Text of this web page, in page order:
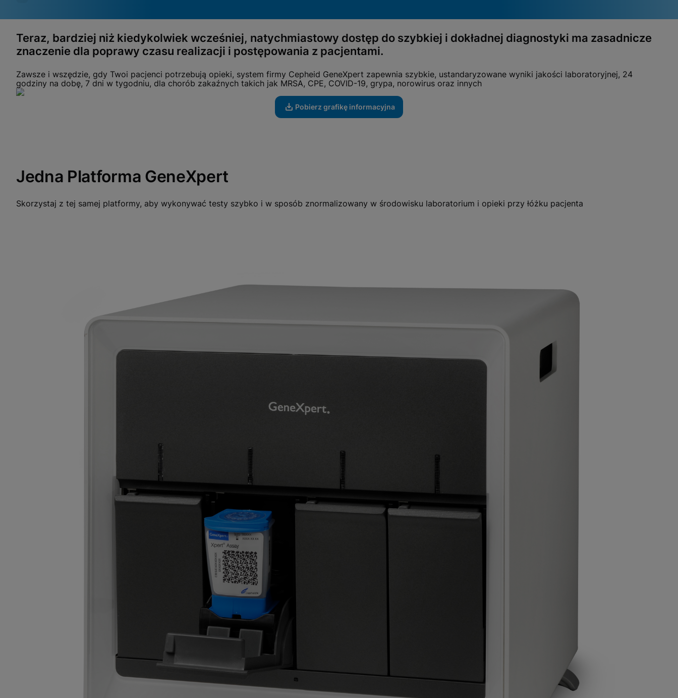
Videos erfordern, dass funktionale
Bitte beachten Sie:
Das Aktivieren funktionaler Cookies
aktualisiert diese Einstellungen für alle Cookies
Funktionale Cookies aktiviert
Datenschutzrichtlinie anzeigen
Teraz, bardziej niż kiedykolwiek wcześniej, natychmiastowy dostęp do szybkiej i dokładnej diagnostyki ma zasadnicze
znaczenie dla poprawy czasu realizacji i postępowania z pacjentami.
Zawsze i wszędzie, gdy Twoi pacjenci potrzebują opieki, system firmy Cepheid GeneXpert zapewnia szybkie, ustandaryzowane wyniki jakości laboratoryjnej, 24
godziny na dobę, 7 dni w tygodniu, dla chorób zakaźnych takich jak MRSA, CPE, COVID-19, grypa, norowirus oraz innych
Pobierz grafikę informacyjna
Jedna Platforma GeneXpert
Skorzystaj z tej samej platformy, aby wykonywać testy szybko i w sposób znormalizowany w środowisku laboratorium i opieki przy łóżku pacjenta